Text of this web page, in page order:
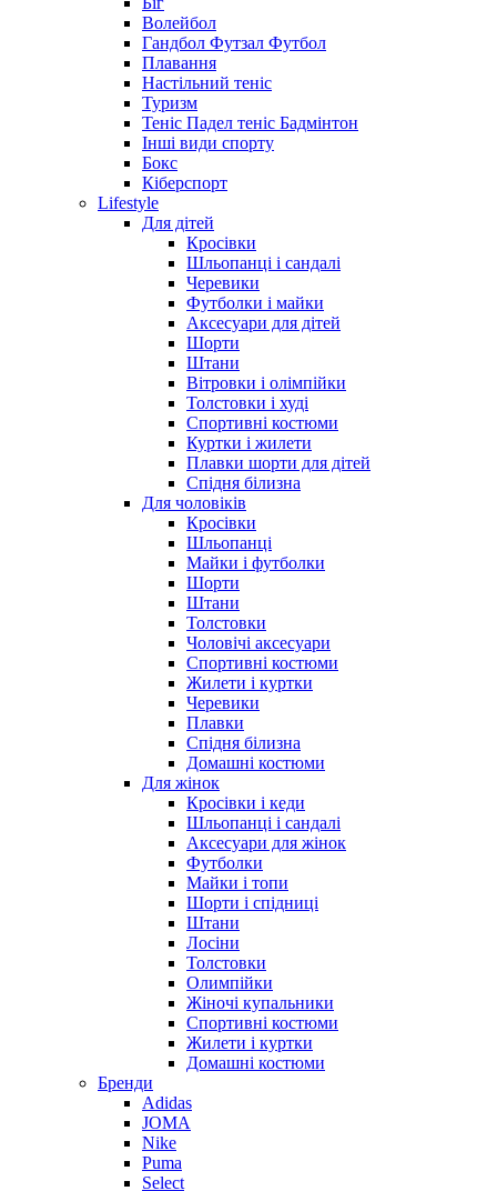
Волейбол
Гандбол Футзал Футбол
Плавання
Настільний теніс
Туризм
Теніс Падел теніс Бадмінтон
Інші види спорту
Бокс
Кіберспорт
Lifestyle
Для дітей
Кросівки
Шльопанці і сандалі
Черевики
Футболки і майки
Аксесуари для дітей
Шорти
Штани
Вітровки і олімпійки
Толстовки і худі
Спортивні костюми
Куртки і жилети
Плавки шорти для дітей
Спідня білизна
Для чоловіків
Кросівки
Шльопанці
Майки і футболки
Шорти
Штани
Толстовки
Чоловічі аксесуари
Спортивні костюми
Жилети і куртки
Черевики
Плавки
Спідня білизна
Домашні костюми
Для жінок
Кросівки і кеди
Шльопанці і сандалі
Аксесуари для жінок
Футболки
Майки і топи
Шорти і спідниці
Штани
Лосіни
Толстовки
Олимпійки
Жіночі купальники
Спортивні костюми
Жилети і куртки
Домашні костюми
Бренди
Adidas
JOMA
Nike
Puma
Select